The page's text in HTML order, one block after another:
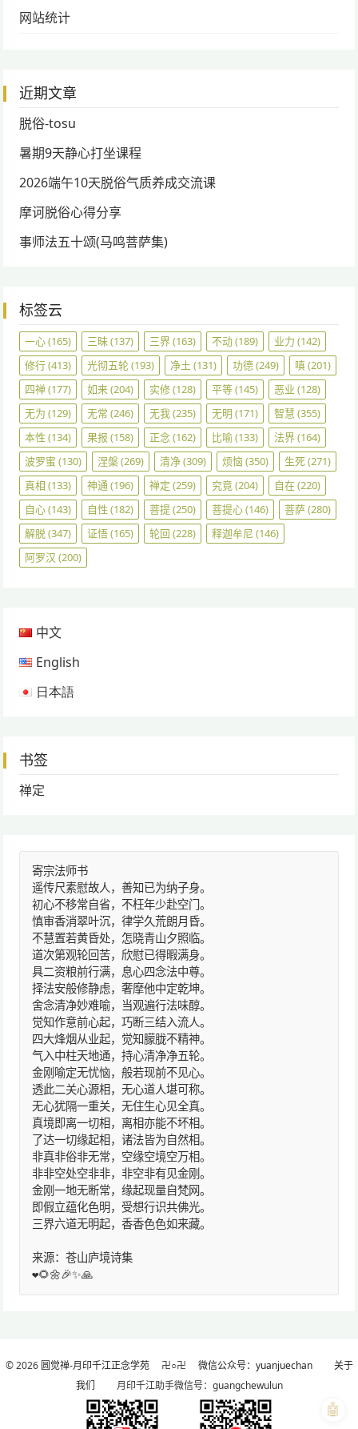
网站统计
近期文章
脱俗-tosu
暑期9天静心打坐课程
2026端午10天脱俗气质养成交流课
摩诃脱俗心得分享
事师法五十颂(马鸣菩萨集)
标签云
一心(165) 三昧(137) 三界(163) 不动(189) 业力 (142)
修行(413) 光彻五轮(193) 净土 (131) 功德(249) 嗔(201)
四禅(177) 如来(204) 实修(128) 平等(145) 恶业 (128)
无为 (129) 无常 (246) 无我(235) 无明 (171) 智慧 (355)
本性 (134) 果报 (158) 正念(162) 比喻(133) 法界(164)
波罗蜜 (130) 涅槃(269) 清净(309) 烦恼(350) 生死(271)
真相 (133) 神通 (196) 禅定 (259) 究竟(204) 自在(220)
自心(143) 自性 (182) 菩提(250) 菩提心(146) 菩萨(280)
解脱 (347) 证悟(165) 轮回 (228) 释迦牟尼 (146)
阿罗汉 (200)
中文
English
日本語
书签
禅定
寄宗法师书
遥传尺素慰故人，善知已为纳子身。
初心不移常自省，不枉年少赴空门。
慎审香消翠叶沉，律学久荒朗月昏。
不慧置若黄昏处，怎晓青山夕照临。
道次第观轮回苦，欣慰已得暇满身。
具二资粮前行满，息心四念法中尊。
择法安般修静虑，奢摩他中定乾坤。
舍念清净妙难喻，当观遍行法味醇。
觉知作意前心起，巧断三结入流人。
四大烽烟从业起，觉知朦胧不精神。
气入中柱天地通，持心清净净五轮。
金刚喻定无忧恼，般若现前不见心。
透此二关心源相，无心道人堪可称。
无心犹隔一重关，无住生心见全真。
真境即离一切相，离相亦能不坏相。
了达一切缘起相，诸法皆为自然相。
非真非俗非无常，空缘空境空万相。
非非空处空非非，非空非有见金刚。
金刚一地无断常，缘起现量自梵网。
即假立蕴化色明，受想行识共佛光。
三界六道无明起，香香色色如来藏。
来源：苍山庐境诗集
❤️🌻🌼🎉✨🙏
© 2026 圆觉禅-月印千江正念学苑卍○卍 微信公众号：yuanjuechan
关于
我们 月印千江助手微信号：guangchewulun
🤖